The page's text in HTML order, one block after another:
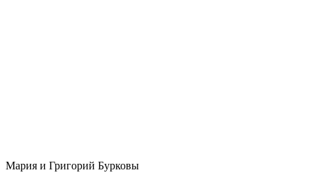
Мария и Григорий Бурковы